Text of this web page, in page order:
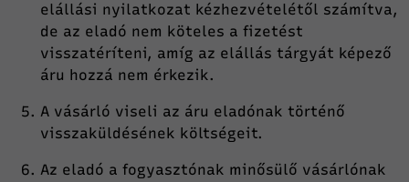
elállási nyilatkozat kézhezvételétől számítva,
de az eladó nem köteles a fizetést
visszatéríteni, amíg az elállás tárgyát képező
áru hozzá nem érkezik.
A vásárló viseli az áru eladónak történő
visszaküldésének költségeit.
Az eladó a fogyasztónak minősülő vásárlónak